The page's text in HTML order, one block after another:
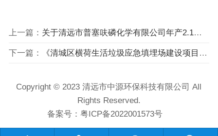
上一篇： 关于清远市普塞呋磷化学有限公司年产2.1万吨无卤阻燃剂建设项目二期第二阶段项目竣工环境保护验收公示
下一篇： 《清城区横荷生活垃圾应急填埋场建设项目》环境影响评价公众参与第二次公示
Copyright © 2023 清远市中源环保科技有限公司 All
Rights Reserved.
备案号： 粤ICP备2022001573号